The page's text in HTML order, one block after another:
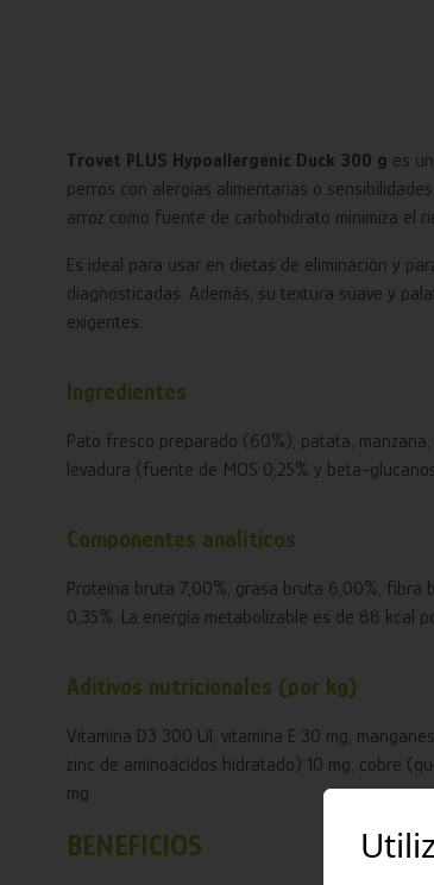
Trovet PLUS Hypoallergenic Duck 300 g es
perros con alergias alimentarias o
arroz como fuente de carbohidrato minimiza el
Es ideal para usar en dietas de eliminación y
diagnosticadas. Además, su textura suave y
exigentes.
Ingredientes
Pato fresco preparado (60%), patata,
levadura (fuente de MOS 0,25% y beta-
Componentes analíticos
Proteína bruta 7,00%, grasa bruta 6,00%, fibra
0,35%. La energía metabolizable es de 88 kcal
Aditivos nutricionales (por kg)
Vitamina D3 300 UI, vitamina E 30 mg,
zinc de aminoácidos hidratado) 10 mg, cobre
mg.
BENEFICIOS